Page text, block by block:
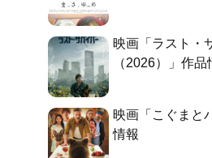
映画「ラスト・
（2026）」作品
映画「こぐまと
情報